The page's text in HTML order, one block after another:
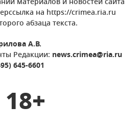
на https://crimea.ria.ru
абзаца текста.
А.В.
Редакции: news.crimea@ria.ru
645-6601
18+